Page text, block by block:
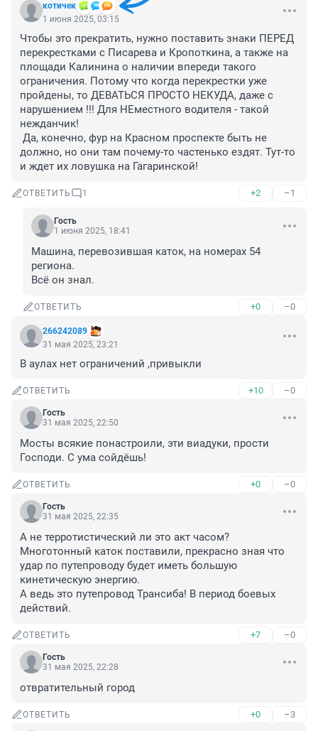
котичек
1 июня 2025, 03:15
Чтобы это прекратить, нужно поставить знаки ПЕРЕД
перекрестками с Писарева и Кропоткина, а также на
площади Калинина о наличии впереди такого
ограничения. Потому что когда перекрестки уже
пройдены, то ДЕВАТЬСЯ ПРОСТО НЕКУДА, даже с
нарушением !!! Для НЕместного водителя - такой
нежданчик!
Да, конечно, фур на Красном проспекте быть не
должно, но они там почему-то частенько ездят. Тут-то
и ждет их ловушка на Гагаринской!
ОТВЕТИТЬ 1 +2 –1
Гость
1 июня 2025, 18:41
Машина, перевозившая каток, на номерах 54
региона.
Всё он знал.
ОТВЕТИТЬ +0 –0
266242089
31 мая 2025, 23:21
В аулах нет ограничений ,привыкли
ОТВЕТИТЬ +10 –0
Гость
31 мая 2025, 22:50
Мосты всякие понастроили, эти виадуки, прости
Господи. С ума сойдёшь!
ОТВЕТИТЬ +0 –0
Гость
31 мая 2025, 22:35
А не терротистический ли это акт часом?
Многотонный каток поставили, прекрасно зная что
удар по путепроводу будет иметь большую
кинетическую энергию.
А ведь это путепровод Трансиба! В период боевых
действий.
ОТВЕТИТЬ +7 –0
Гость
31 мая 2025, 22:28
отвратительный город
ОТВЕТИТЬ +0 –3